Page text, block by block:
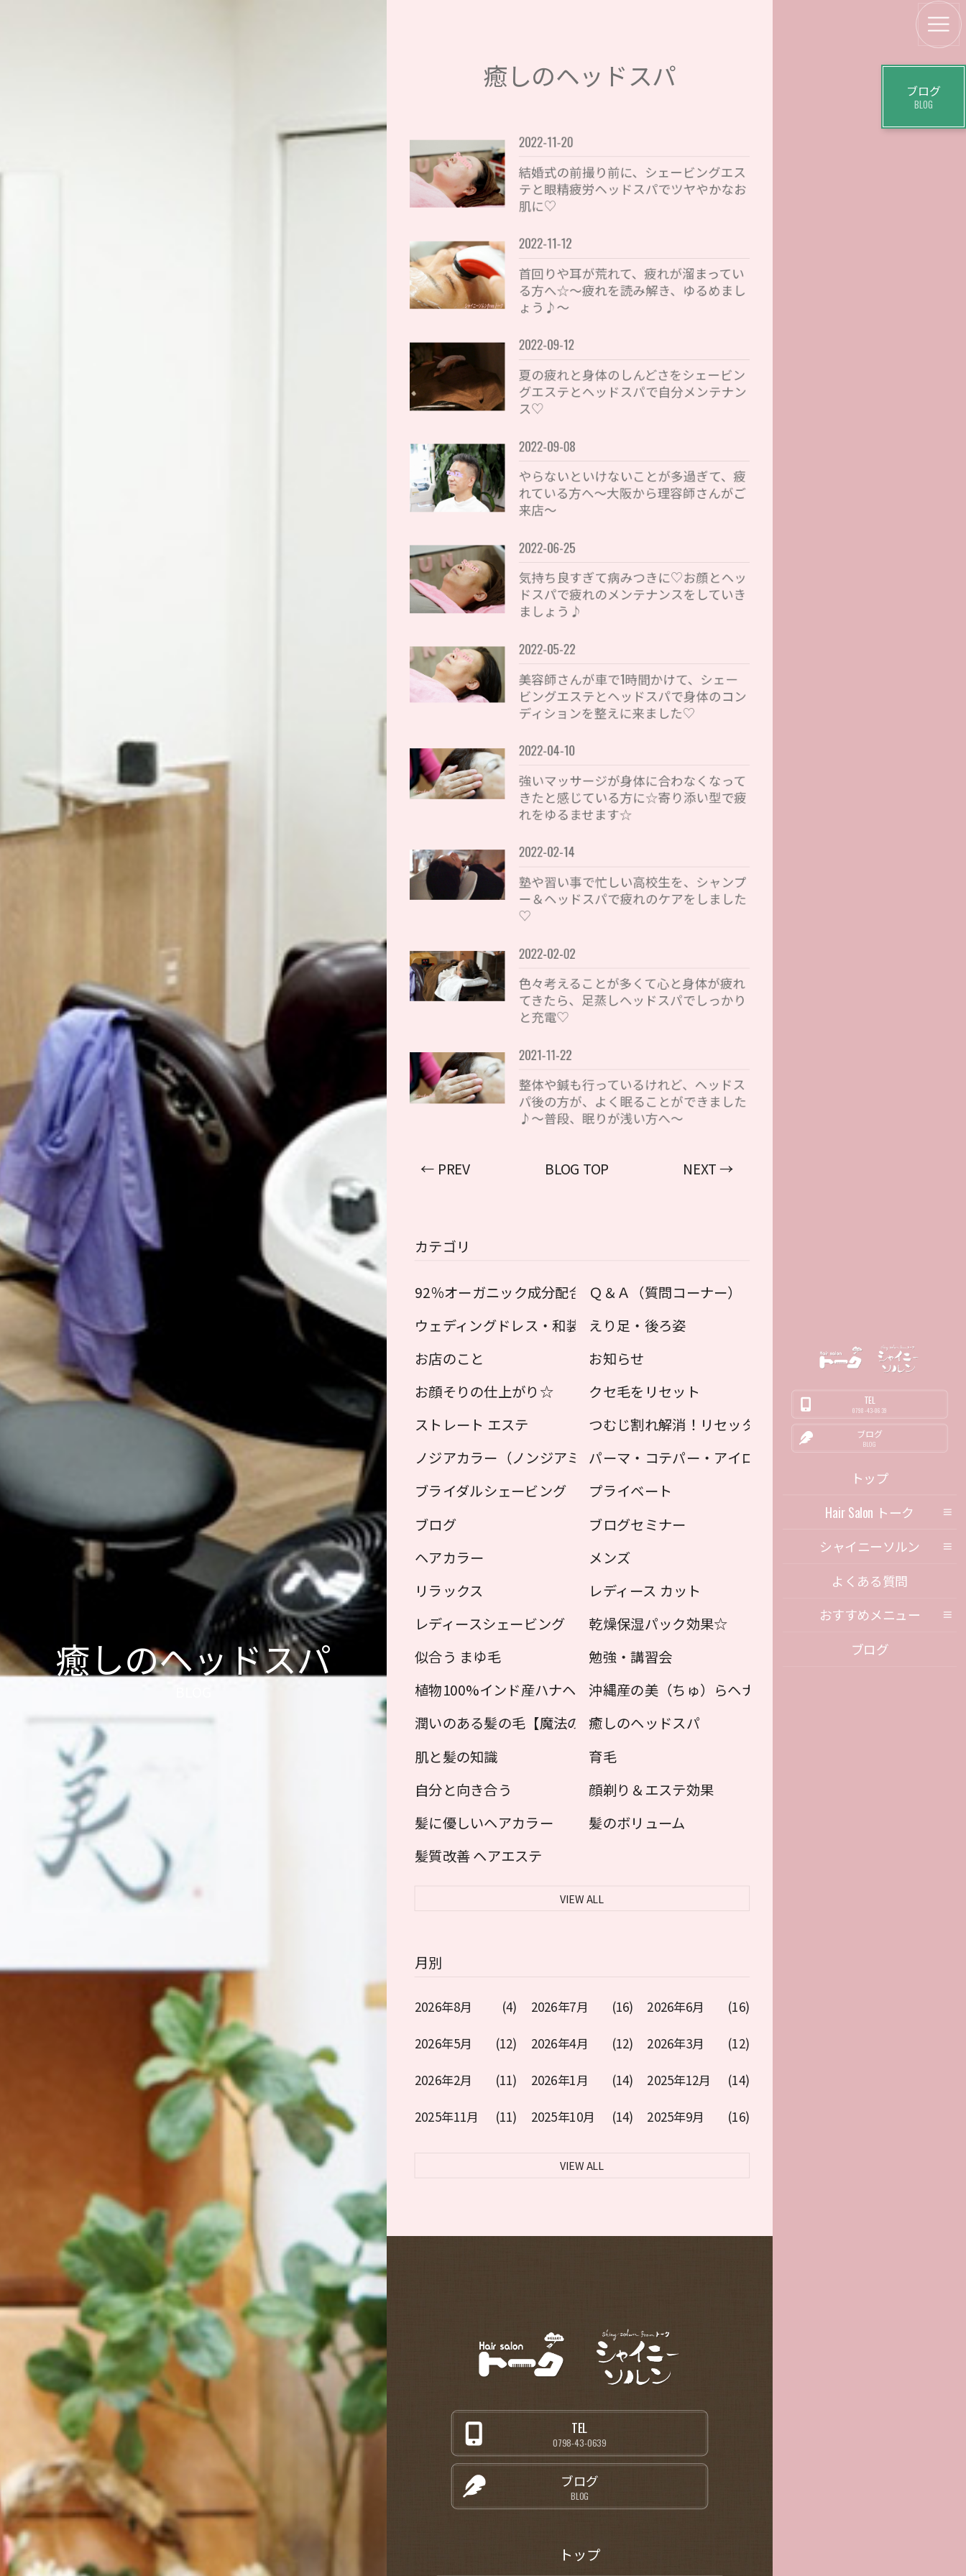
癒しのヘッドスパ
癒しのヘッドスパ
2022-11-20
結婚式の前撮り前に、シェービングエス
テと眼精疲労ヘッドスパでツヤやかなお
肌に♡
2022-11-12
首回りや耳が荒れて、疲れが溜まってい
る方へ☆～疲れを読み解き、ゆるめまし
ょう♪～
2022-09-12
夏の疲れと身体のしんどさをシェービン
グエステとヘッドスパで自分メンテナン
ス♡
2022-09-08
やらないといけないことが多過ぎて、疲
れている方へ〜大阪から理容師さんがご
来店〜
2022-06-25
気持ち良すぎて病みつきに♡お顔とヘッ
ドスパで疲れのメンテナンスをしていき
ましょう♪
2022-05-22
美容師さんが車で1時間かけて、シェー
ビングエステとヘッドスパで身体のコン
ディションを整えに来ました♡
2022-04-10
強いマッサージが身体に合わなくなって
きたと感じている方に☆寄り添い型で疲
れをゆるませます☆
2022-02-14
塾や習い事で忙しい高校生を、シャンプ
ー＆ヘッドスパで疲れのケアをしました
♡
2022-02-02
色々考えることが多くて心と身体が疲れ
てきたら、足蒸しヘッドスパでしっかり
と充電♡
2021-11-22
整体や鍼も行っているけれど、ヘッドス
パ後の方が、よく眠ることができました
♪〜普段、眠りが浅い方へ〜
← PREV BLOG TOP NEXT →
カテゴリ
92％オーガニック成分配合！オーガニックカラー
Ｑ＆Ａ（質問コーナー）
ウェディングドレス・和装用 えり足と背中
えり足・後ろ姿
お店のこと
お知らせ
お顔そりの仕上がり☆
クセ毛をリセット
ストレート エステ
つむじ割れ解消！リセッター
ノジアカラー（ノンジアミン ヘアカラー）パーマ・コテパー・アイロンパーマ・縮毛矯正
ブライダルシェービング
プライベート
ブログ
ブログセミナー
ヘアカラー
メンズ
リラックス
レディース カット
レディースシェービング
乾燥保湿パック効果☆
似合う まゆ毛
勉強・講習会
植物100%インド産ハナヘナ（植物ヘナカラー）沖縄産の美（ちゅ）らヘナ（植物100％ ヘナカラー）
潤いのある髪の毛【魔法のクリーム♡】
癒しのヘッドスパ
肌と髪の知識
育毛
自分と向き合う
顔剃り＆エステ効果
髪に優しいヘアカラー
髪のボリューム
髪質改善 ヘアエステ
VIEW ALL
月別
2026年8月 (4) 2026年7月 (16) 2026年6月 (16)
2026年5月 (12) 2026年4月 (12) 2026年3月 (12)
2026年2月 (11) 2026年1月 (14) 2025年12月 (14)
2025年11月 (11) 2025年10月 (14) 2025年9月 (16)
VIEW ALL
TEL
0798-43-0639
ブログ
BLOG
トップ
TEL
0798-43-0639
ブログ
BLOG
トップ
Hair Salon トーク
シャイニーソルン
よくある質問
おすすめメニュー
ブログ
ブログ
BLOG